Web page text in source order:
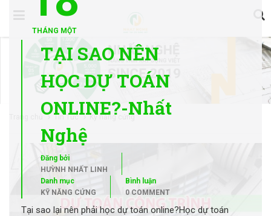
Tin Tức Kỹ năng cứng
THÁNG MỘT
TẠI SAO NÊN
HỌC DỰ TOÁN
ONLINE?-Nhất
Nghệ
Đăng bởi
HUỲNH NHẤT LINH
Danh mục
KỸ NĂNG CỨNG
Bình luận
0 COMMENT
Tại sao lại nên phải học dự toán online?Học dự toán